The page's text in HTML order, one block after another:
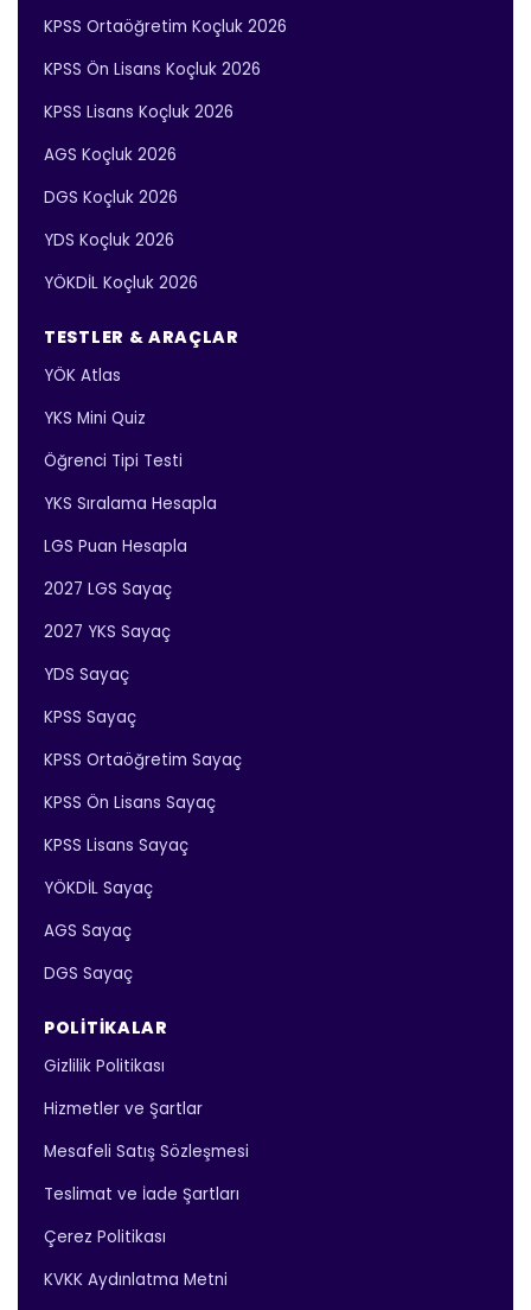
KPSS Ortaöğretim Koçluk 2026
KPSS Ön Lisans Koçluk 2026
KPSS Lisans Koçluk 2026
AGS Koçluk 2026
DGS Koçluk 2026
YDS Koçluk 2026
YÖKDİL Koçluk 2026
TESTLER & ARAÇLAR
YÖK Atlas
YKS Mini Quiz
Öğrenci Tipi Testi
YKS Sıralama Hesapla
LGS Puan Hesapla
2027 LGS Sayaç
2027 YKS Sayaç
YDS Sayaç
KPSS Sayaç
KPSS Ortaöğretim Sayaç
KPSS Ön Lisans Sayaç
KPSS Lisans Sayaç
YÖKDİL Sayaç
AGS Sayaç
DGS Sayaç
POLITIKALAR
Gizlilik Politikası
Hizmetler ve Şartlar
Mesafeli Satış Sözleşmesi
Teslimat ve İade Şartları
Çerez Politikası
KVKK Aydınlatma Metni